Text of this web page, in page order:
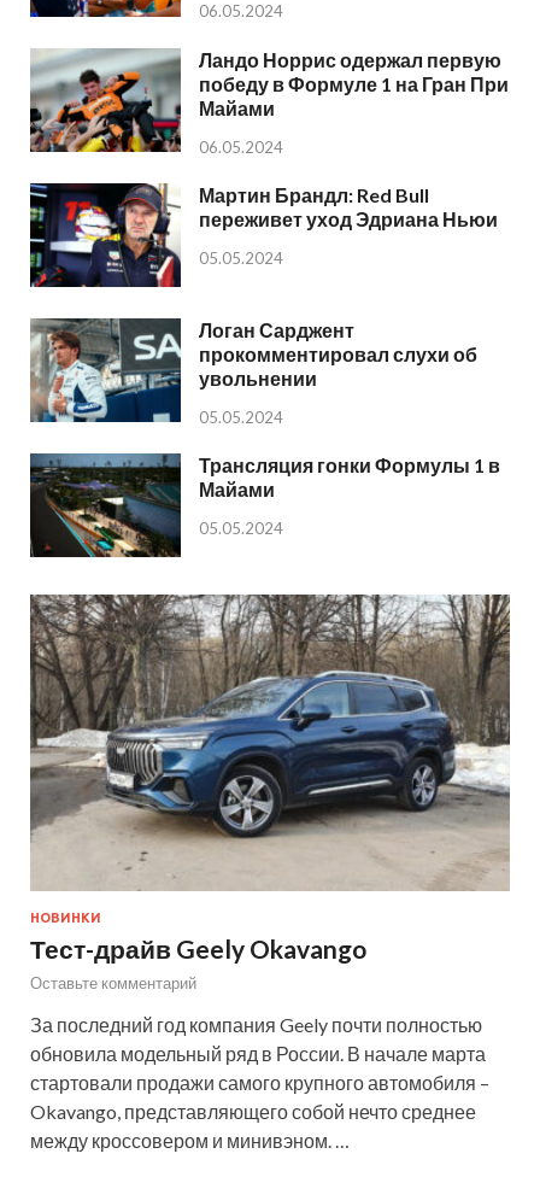
06.05.2024
Ландо Норрис одержал первую
победу в Формуле 1 на Гран При
Майами
06.05.2024
Мартин Брандл: Red Bull
переживет уход Эдриана Ньюи
05.05.2024
Логан Сарджент
прокомментировал слухи об
увольнении
05.05.2024
Трансляция гонки Формулы 1 в
Майами
05.05.2024
НОВИНКИ
Тест-драйв Geely Okavango
Оставьте комментарий
За последний год компания Geely почти полностью
обновила модельный ряд в России. В начале марта
стартовали продажи самого крупного автомобиля –
Okavango, представляющего собой нечто среднее
между кроссовером и минивэном. …